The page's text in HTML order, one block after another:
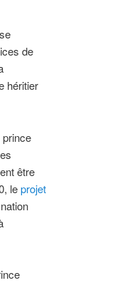
de
héritier
être
leprojet